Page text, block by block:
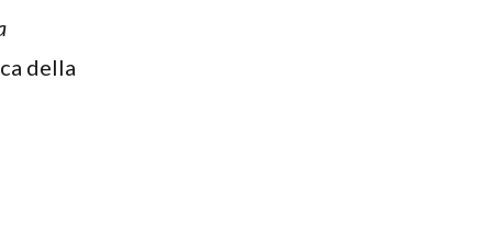
della